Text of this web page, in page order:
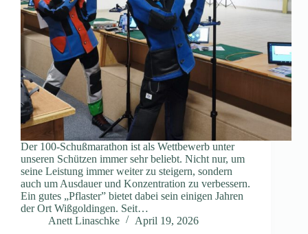
Der 100-Schußmarathon ist als Wettbewerb unter
unseren Schützen immer sehr beliebt. Nicht nur, um
seine Leistung immer weiter zu steigern, sondern
auch um Ausdauer und Konzentration zu verbessern.
Ein gutes „Pflaster” bietet dabei sein einigen Jahren
der Ort Wißgoldingen. Seit…
Anett Linaschke
April 19, 2026